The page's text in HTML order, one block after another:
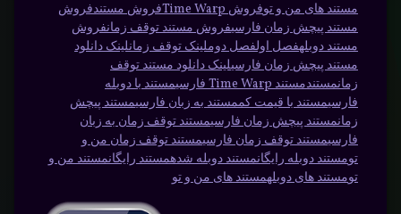
مستند های من و توفروش Time Warp فروش مستندفروش
مستند پیچش زمان فارسیفروش مستند توقف زمانفروش
مستند دوبلهفصل اولفصل دوملینک توقف زمانلینک دانلود
مستند پیچش زمان فارسیلینک دانلود مستند توقف
زمانمستندمستند Time Warp فارسی
مستند با دوبله
فارسیمستند با قیمت کممستند به زبان فارسیمستند پیچش
زمانمستند پیچش زمان فارسیمستند توقف زمان به زبان
فارسیمستند توقف زمان فارسیمستند توقف زمان من و
تومستند دوبله رایگانمستند دوبله شدهمستند رایگانمستند من و
تومستند های دوبلهمستند های من و تو